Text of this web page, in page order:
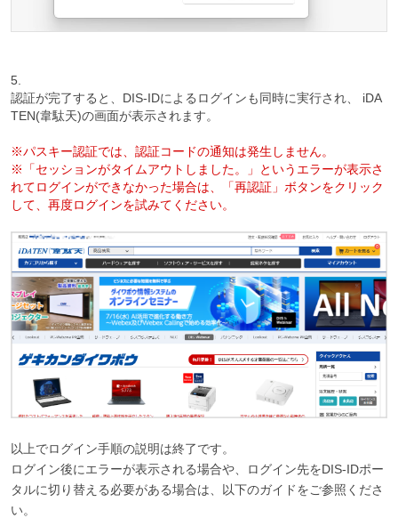
5.
認証が完了すると、DIS-IDによるログインも同時に実行され、 iDA
TEN(韋駄天)の画面が表示されます。
※パスキー認証では、認証コードの通知は発生しません。
※「セッションがタイムアウトしました。」というエラーが表示さ
れてログインができなかった場合は、「再認証」ボタンをクリック
して、再度ログインを試みてください。
以上でログイン手順の説明は終了です。
ログイン後にエラーが表示される場合や、ログイン先をDIS-IDポー
タルに切り替える必要がある場合は、以下のガイドをご参照くださ
い。